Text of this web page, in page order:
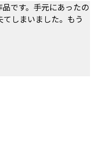
です。手元にあったの
しまいました。もう